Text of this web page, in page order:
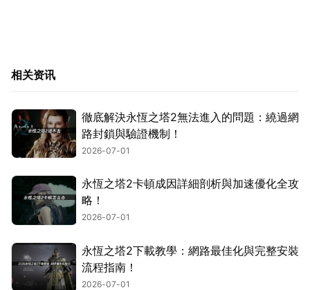
相关资讯
徹底解決永恆之塔2無法進入的問題：繞過網
路封鎖與驗證機制！
2026-07-01
永恆之塔2卡頓成因詳細剖析與加速優化全攻
略！
2026-07-01
永恆之塔2下載教學：網路最佳化與完整安裝
流程指南！
2026-07-01